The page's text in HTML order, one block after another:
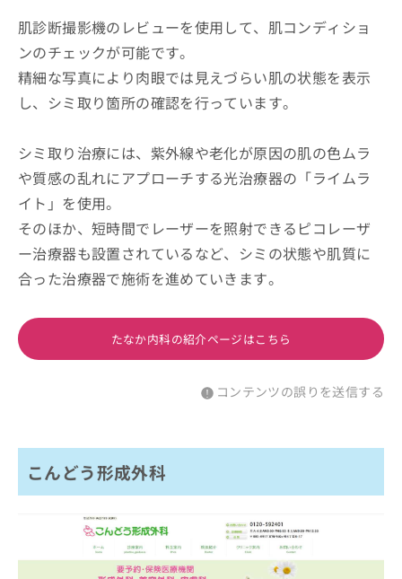
肌診断撮影機のレビューを使用して、肌コンディショ
ンのチェックが可能です。
精細な写真により肉眼では見えづらい肌の状態を表示
し、シミ取り箇所の確認を行っています。
シミ取り治療には、紫外線や老化が原因の肌の色ムラ
や質感の乱れにアプローチする光治療器の「ライムラ
イト」を使用。
そのほか、短時間でレーザーを照射できるピコレーザ
ー治療器も設置されているなど、シミの状態や肌質に
合った治療器で施術を進めていきます。
たなか内科の紹介ページはこちら
コンテンツの誤りを送信する
こんどう形成外科